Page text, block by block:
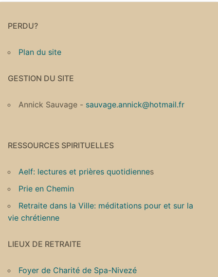
PERDU?
Plan du site
GESTION DU SITE
Annick Sauvage - sauvage.annick@hotmail.fr
RESSOURCES SPIRITUELLES
Aelf: lectures et prières quotidiennes
Prie en Chemin
Retraite dans la Ville: méditations pour et sur la
vie chrétienne
LIEUX DE RETRAITE
Foyer de Charité de Spa-Nivezé